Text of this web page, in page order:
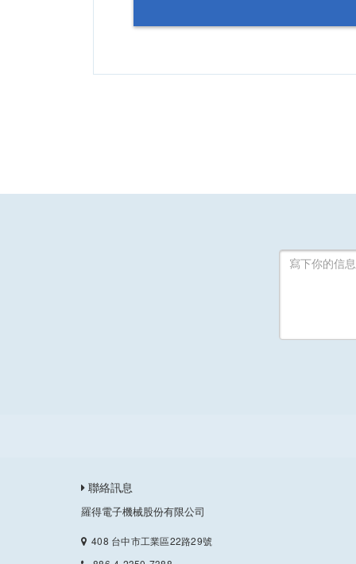
聯絡訊息
羅得電子機械股份有限公司
408 台中市工業區22路29號